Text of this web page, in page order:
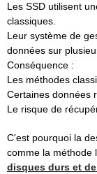
Les SSD utilisent
classiques.
Leur système de
données sur
Conséquence :
Les méthodes
Certaines données
Le risque de
C'est pourquoi la
comme la méthode
disques durs et de